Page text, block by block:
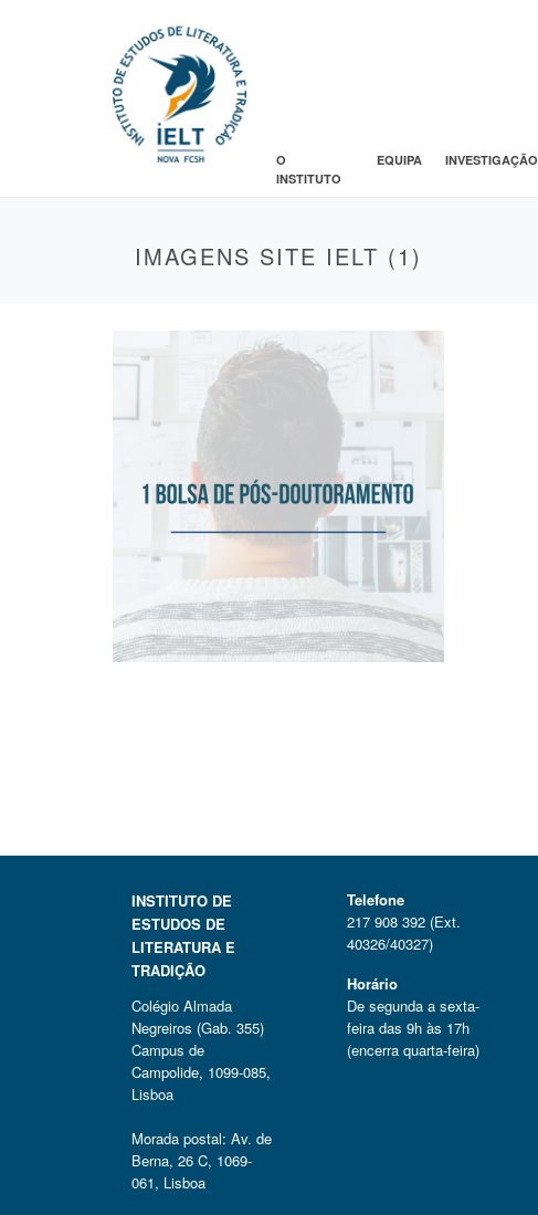
O
INSTITUTO
EQUIPA INVESTIGAÇÃO
IMAGENS SITE IELT (1)
INSTITUTO DE
ESTUDOS DE
LITERATURA E
TRADIÇÃO
Colégio Almada
Negreiros (Gab. 355)
Campus de
Campolide, 1099-085,
Lisboa
Morada postal: Av. de
Berna, 26 C, 1069-
061, Lisboa
Telefone
217 908 392 (Ext.
40326/40327)
Horário
De segunda a sexta-
feira das 9h às 17h
(encerra quarta-feira)